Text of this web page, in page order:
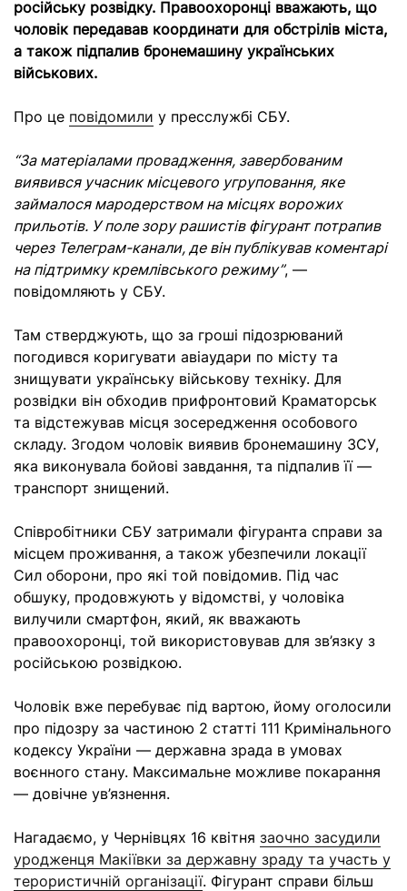
російську розвідку. Правоохоронці вважають, що
чоловік передавав координати для обстрілів міста,
а також підпалив бронемашину українських
військових.
Про це повідомили у пресслужбі СБУ.
“За матеріалами провадження, завербованим
виявився учасник місцевого угруповання, яке
займалося мародерством на місцях ворожих
прильотів. У поле зору рашистів фігурант потрапив
через Телеграм-канали, де він публікував коментарі
на підтримку кремлівського режиму”, —
повідомляють у СБУ.
Там стверджують, що за гроші підозрюваний
погодився коригувати авіаудари по місту та
знищувати українську військову техніку. Для
розвідки він обходив прифронтовий Краматорськ
та відстежував місця зосередження особового
складу. Згодом чоловік виявив бронемашину ЗСУ,
яка виконувала бойові завдання, та підпалив її —
транспорт знищений.
Співробітники СБУ затримали фігуранта справи за
місцем проживання, а також убезпечили локації
Сил оборони, про які той повідомив. Під час
обшуку, продовжують у відомстві, у чоловіка
вилучили смартфон, який, як вважають
правоохоронці, той використовував для зв’язку з
російською розвідкою.
Чоловік вже перебуває під вартою, йому оголосили
про підозру за частиною 2 статті 111 Кримінального
кодексу України — державна зрада в умовах
воєнного стану. Максимальне можливе покарання
— довічне ув’язнення.
Нагадаємо, у Чернівцях 16 квітня заочно засудили
уродженця Макіївки за державну зраду та участь у
терористичній організації. Фігурант справи більш